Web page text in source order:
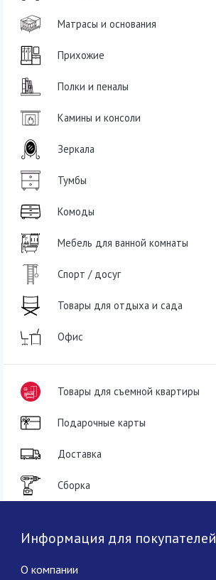
Матрасы и основания
Прихожие
Полки и пеналы
Камины и консоли
Зеркала
Тумбы
Комоды
Мебель для ванной комнаты
Спорт / досуг
Товары для отдыха и сада
Офис
Товары для съемной квартиры
Подарочные карты
Доставка
Сборка
Информация для покупателей
О компании